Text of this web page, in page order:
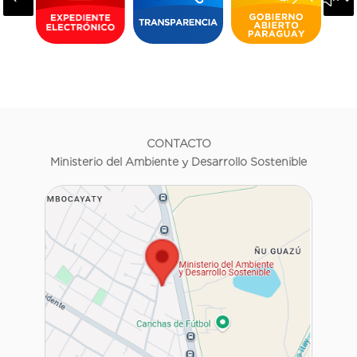
CONTACTO
Ministerio del Ambiente y Desarrollo Sostenible